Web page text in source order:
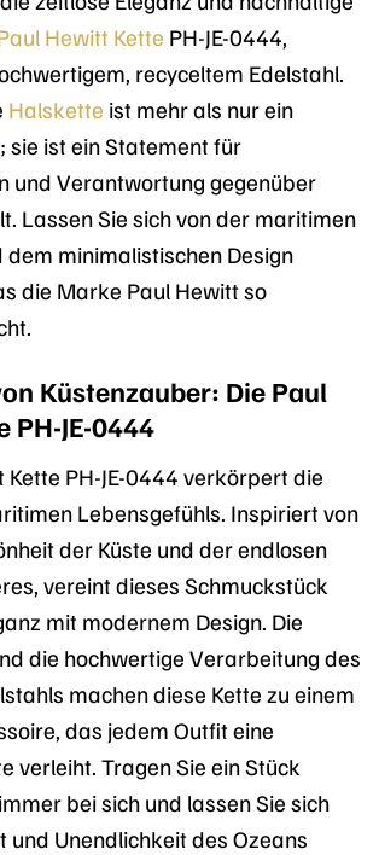
Hewitt Kette PH-JE-0444,
recyceltem Edelstahl.
Halskette ist mehr als nur ein
sie ist ein Statement für
und Verantwortung gegenüber
Lassen Sie sich von der maritimen
minimalistischen Design
die Marke Paul Hewitt so
Küstenzauber: Die Paul
JE-0444
Kette PH-JE-0444 verkörpert die
Lebensgefühls. Inspiriert von
der Küste und der endlosen
vereint dieses Schmuckstück
mit modernem Design. Die
die hochwertige Verarbeitung des
machen diese Kette zu einem
das jedem Outfit eine
verleiht. Tragen Sie ein Stück
bei sich und lassen Sie sich
und Unendlichkeit des Ozeans